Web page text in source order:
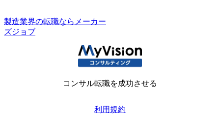
製造業界の転職ならメーカー
ズジョブ
コンサル転職を成功させる
利用規約